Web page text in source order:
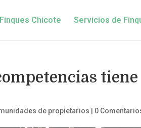
Finques Chicote Servicios de
de propietarios 0